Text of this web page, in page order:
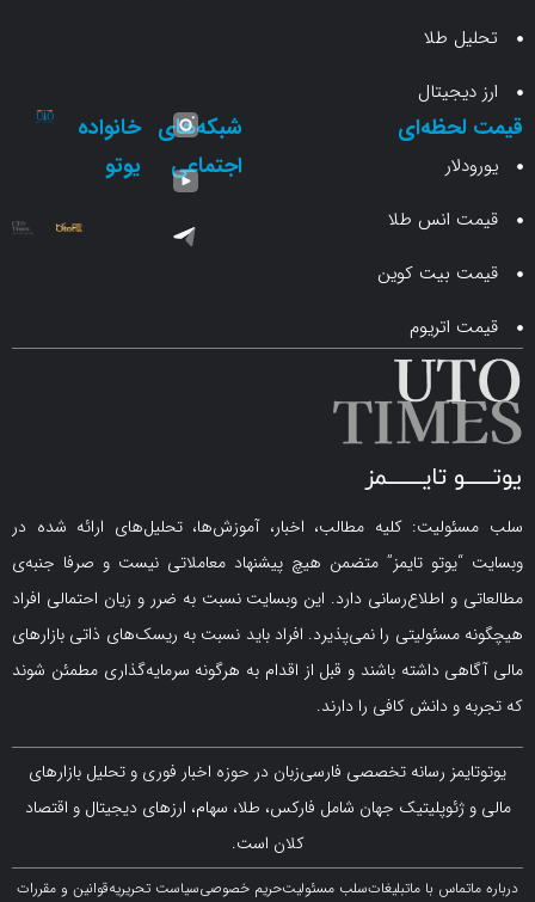
انس طلا
بیت کوین
شبکه‌های خانواده
یوتو
کلیه مطالب، اخبار، آموزش‌ها، تحلیل‌های ارائه شده در
تایمز” متضمن هیچ پیشنهاد معاملاتی نیست و صرفا جنبه‌ی
اطلاع‌رسانی دارد. این وبسایت نسبت به ضرر و زیان احتمالی افراد
را نمی‌پذیرد. افراد باید نسبت به ریسک‌های ذاتی بازارهای
داشته باشند و قبل از اقدام به هرگونه سرمایه‌گذاری مطمئن شوند
دانش کافی را دارند.
رسانه تخصصی فارسی‌زبان در حوزه اخبار فوری و تحلیل بازارهای
جهان شامل فارکس، طلا، سهام، ارزهای دیجیتال و اقتصاد
با ما تبلیغاتسلب مسئولیتحریم خصوصیسیاست تحریریهقوانین و مقررات